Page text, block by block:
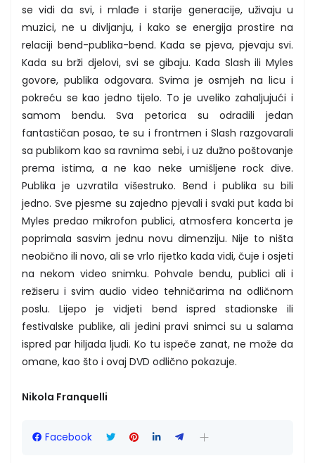
se vidi da svi, i mlađe i starije generacije, uživaju u
muzici, ne u divljanju, i kako se energija prostire na
relaciji bend-publika-bend. Kada se pjeva, pjevaju svi.
Kada su brži djelovi, svi se gibaju. Kada Slash ili Myles
govore, publika odgovara. Svima je osmjeh na licu i
pokreću se kao jedno tijelo. To je uveliko zahaljujući i
samom bendu. Sva petorica su odradili jedan
fantastičan posao, te su i frontmen i Slash razgovarali
sa publikom kao sa ravnima sebi, i uz dužno poštovanje
prema istima, a ne kao neke umišljene rock dive.
Publika je uzvratila višestruko. Bend i publika su bili
jedno. Sve pjesme su zajedno pjevali i svaki put kada bi
Myles predao mikrofon publici, atmosfera koncerta je
poprimala sasvim jednu novu dimenziju. Nije to ništa
neobično ili novo, ali se vrlo rijetko kada vidi, čuje i osjeti
na nekom video snimku. Pohvale bendu, publici ali i
režiseru i svim audio video tehničarima na odličnom
poslu. Lijepo je vidjeti bend ispred stadionske ili
festivalske publike, ali jedini pravi snimci su u salama
ispred par hiljada ljudi. Ko tu ispeče zanat, ne može da
omane, kao što i ovaj DVD odlično pokazuje.
Nikola Franquelli
Facebook